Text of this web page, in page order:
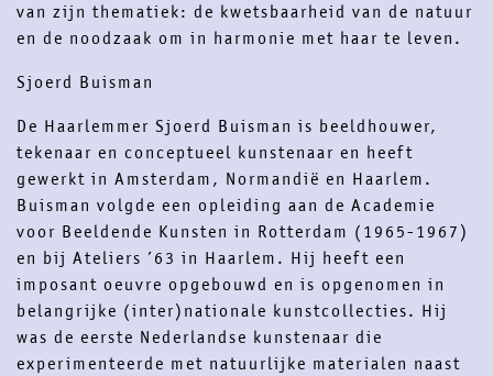
van zijn thematiek: de kwetsbaarheid van de natuur
en de noodzaak om in harmonie met haar te leven.
Sjoerd Buisman
De Haarlemmer Sjoerd Buisman is beeldhouwer,
tekenaar en conceptueel kunstenaar en heeft
gewerkt in Amsterdam, Normandië en Haarlem.
Buisman volgde een opleiding aan de Academie
voor Beeldende Kunsten in Rotterdam (1965-1967)
en bij Ateliers ’63 in Haarlem. Hij heeft een
imposant oeuvre opgebouwd en is opgenomen in
belangrijke (inter)nationale kunstcollecties. Hij
was de eerste Nederlandse kunstenaar die
experimenteerde met natuurlijke materialen naast